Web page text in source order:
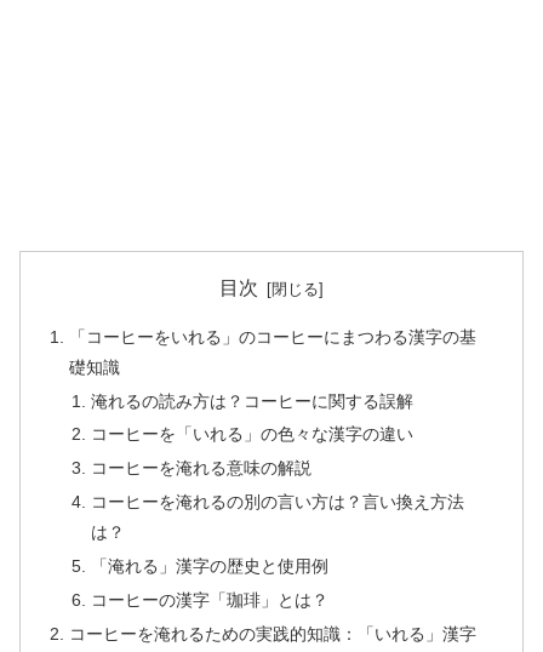
目次
「コーヒーをいれる」のコーヒーにまつわる漢字の基
礎知識
淹れるの読み方は？コーヒーに関する誤解
コーヒーを「いれる」の色々な漢字の違い
コーヒーを淹れる意味の解説
コーヒーを淹れるの別の言い方は？言い換え方法
は？
「淹れる」漢字の歴史と使用例
コーヒーの漢字「珈琲」とは？
コーヒーを淹れるための実践的知識：「いれる」漢字